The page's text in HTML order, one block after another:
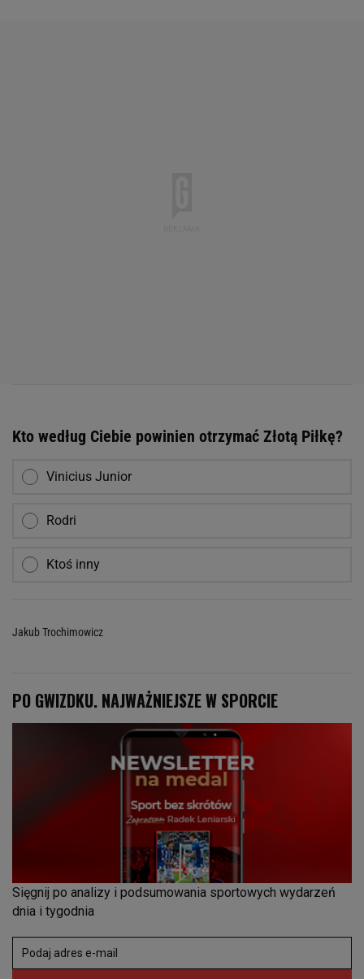
Kto według Ciebie powinien otrzymać Złotą Piłkę?
Vinicius Junior
Rodri
Ktoś inny
Jakub Trochimowicz